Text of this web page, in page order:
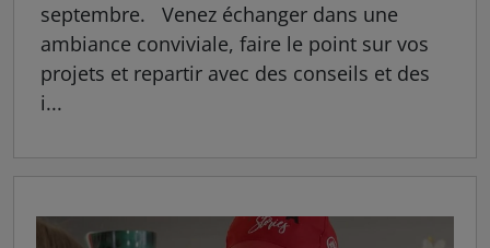
septembre. Venez échanger dans une
ambiance conviviale, faire le point sur vos
projets et repartir avec des conseils et des
i...